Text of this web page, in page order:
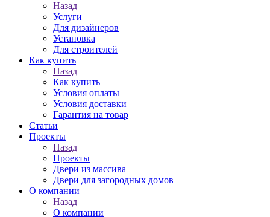
Назад
Услуги
Для дизайнеров
Установка
Для строителей
Как купить
Назад
Как купить
Условия оплаты
Условия доставки
Гарантия на товар
Статьи
Проекты
Назад
Проекты
Двери из массива
Двери для загородных домов
О компании
Назад
О компании